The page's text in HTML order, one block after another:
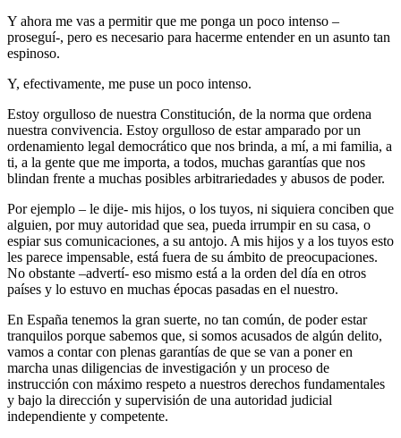
Y ahora me vas a permitir que me ponga un poco intenso –
proseguí-, pero es necesario para hacerme entender en un asunto tan
espinoso.
Y, efectivamente, me puse un poco intenso.
Estoy orgulloso de nuestra Constitución, de la norma que ordena
nuestra convivencia. Estoy orgulloso de estar amparado por un
ordenamiento legal democrático que nos brinda, a mí, a mi familia, a
ti, a la gente que me importa, a todos, muchas garantías que nos
blindan frente a muchas posibles arbitrariedades y abusos de poder.
Por ejemplo – le dije- mis hijos, o los tuyos, ni siquiera conciben que
alguien, por muy autoridad que sea, pueda irrumpir en su casa, o
espiar sus comunicaciones, a su antojo. A mis hijos y a los tuyos esto
les parece impensable, está fuera de su ámbito de preocupaciones.
No obstante –advertí- eso mismo está a la orden del día en otros
países y lo estuvo en muchas épocas pasadas en el nuestro.
En España tenemos la gran suerte, no tan común, de poder estar
tranquilos porque sabemos que, si somos acusados de algún delito,
vamos a contar con plenas garantías de que se van a poner en
marcha unas diligencias de investigación y un proceso de
instrucción con máximo respeto a nuestros derechos fundamentales
y bajo la dirección y supervisión de una autoridad judicial
independiente y competente.